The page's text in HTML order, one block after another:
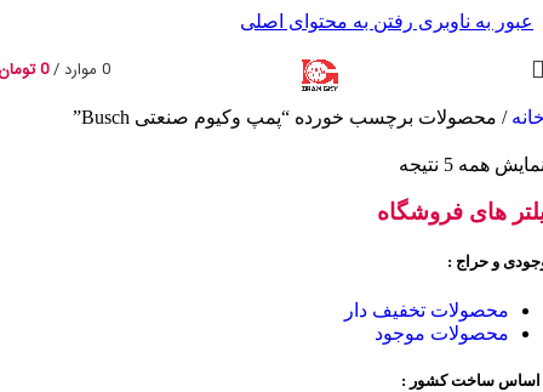
عبور به ناوبری رفتن به محتوای اصلی
0 موارد/
0
/ محصولات برچسب خورده “پمپ وکیوم صنعتی Busch”
همه 5 نتیجه
های فروشگاه
و حراج :
محصولات تخفیف دار
محصولات موجود
اساس ساخت کشور :